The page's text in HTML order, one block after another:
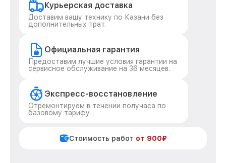
Курьерская доставка
Доставим вашу технику по Казани без
дополнительных трат.
Официальная гарантия
Предоставим лучшие условия гарантии на
сервисное обслуживание на 36 месяцев.
Экспресс-восстановление
Отремонтируем в течении получаса по
базовому тарифу.
Стоимость работ от 900₽